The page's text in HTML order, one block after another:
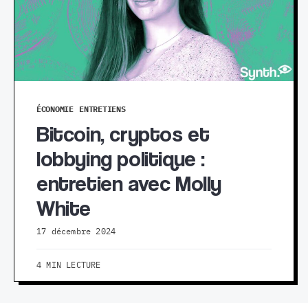
ÉCONOMIE ENTRETIENS
Bitcoin, cryptos et
lobbying politique :
entretien avec Molly
White
17 décembre 2024
4 MIN LECTURE